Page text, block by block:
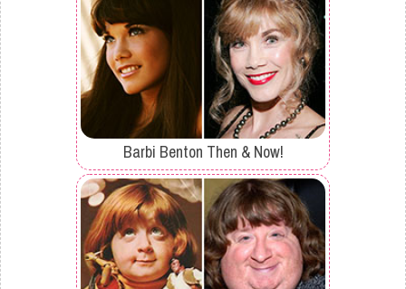
Barbi Benton Then & Now!